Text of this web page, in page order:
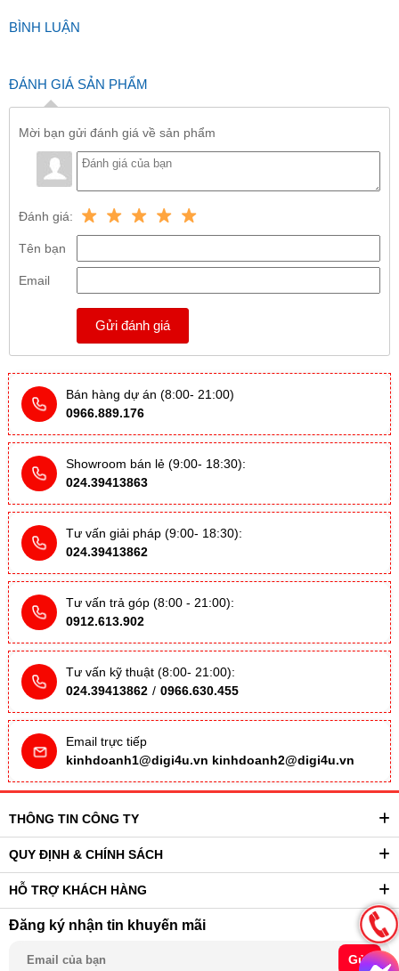
BÌNH LUẬN
ĐÁNH GIÁ SẢN PHẨM
Mời bạn gửi đánh giá về sản phẩm
Đánh giá:
Tên bạn
Email
Gửi đánh giá
Bán hàng dự án (8:00- 21:00)
0966.889.176
Showroom bán lẻ (9:00- 18:30):
024.39413863
Tư vấn giải pháp (9:00- 18:30):
024.39413862
Tư vấn trả góp (8:00 - 21:00):
0912.613.902
Tư vấn kỹ thuật (8:00- 21:00):
024.39413862 / 0966.630.455
Email trực tiếp
kinhdoanh1@digi4u.vn kinhdoanh2@digi4u.vn
THÔNG TIN CÔNG TY
QUY ĐỊNH & CHÍNH SÁCH
HỖ TRỢ KHÁCH HÀNG
Đăng ký nhận tin khuyến mãi
Gửi